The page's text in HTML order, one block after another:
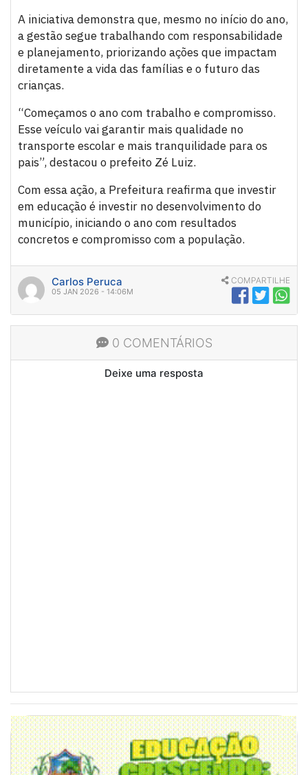
A iniciativa demonstra que, mesmo no início do ano,
a gestão segue trabalhando com responsabilidade
e planejamento, priorizando ações que impactam
diretamente a vida das famílias e o futuro das
crianças.
“Começamos o ano com trabalho e compromisso.
Esse veículo vai garantir mais qualidade no
transporte escolar e mais tranquilidade para os
pais”, destacou o prefeito Zé Luiz.
Com essa ação, a Prefeitura reafirma que investir
em educação é investir no desenvolvimento do
município, iniciando o ano com resultados
concretos e compromisso com a população.
Carlos Peruca
05 JAN 2026 - 14:06M
COMPARTILHE
0 COMENTÁRIOS
Deixe uma resposta